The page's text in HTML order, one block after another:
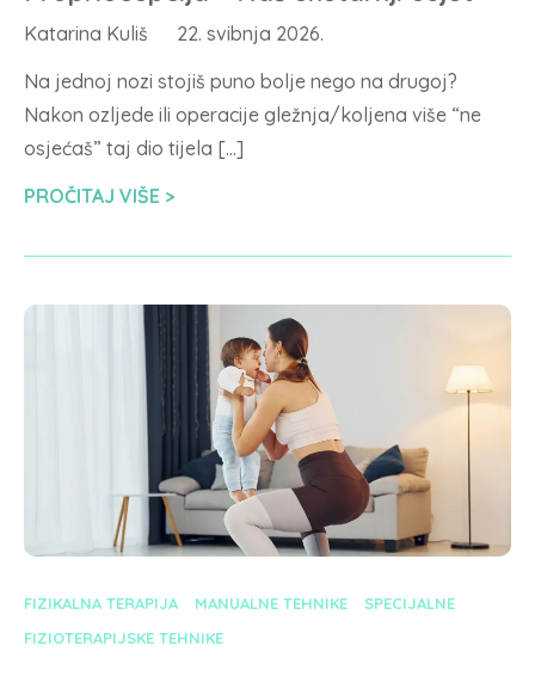
Katarina Kuliš
22. svibnja 2026.
Na jednoj nozi stojiš puno bolje nego na drugoj?
Nakon ozljede ili operacije gležnja/koljena više “ne
osjećaš” taj dio tijela […]
PROČITAJ VIŠE
FIZIKALNA TERAPIJA MANUALNE TEHNIKE
SPECIJALNE
FIZIOTERAPIJSKE TEHNIKE